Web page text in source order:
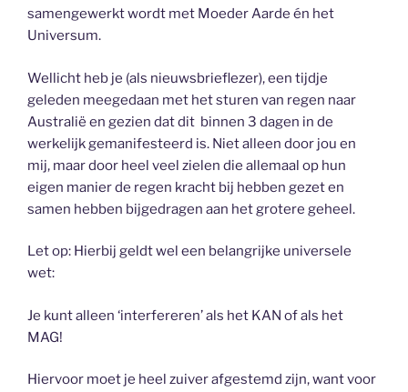
samengewerkt wordt met Moeder Aarde én het
Universum.
Wellicht heb je (als nieuwsbrieflezer), een tijdje
geleden meegedaan met het sturen van regen naar
Australië en gezien dat dit binnen 3 dagen in de
werkelijk gemanifesteerd is. Niet alleen door jou en
mij, maar door heel veel zielen die allemaal op hun
eigen manier de regen kracht bij hebben gezet en
samen hebben bijgedragen aan het grotere geheel.
Let op: Hierbij geldt wel een belangrijke universele
wet:
Je kunt alleen ‘interfereren’ als het KAN of als het
MAG!
Hiervoor moet je heel zuiver afgestemd zijn, want voor